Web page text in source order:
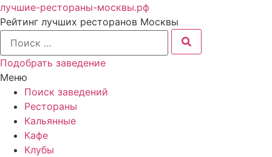
лучшие-рестораны-москвы.рф
Рейтинг лучших ресторанов Москвы
Подобрать заведение
Меню
Поиск заведений
Рестораны
Кальянные
Кафе
Клубы